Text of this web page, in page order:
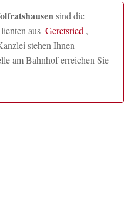
sind die
aus Geretsried ,
stehen Ihnen
am Bahnhof erreichen Sie